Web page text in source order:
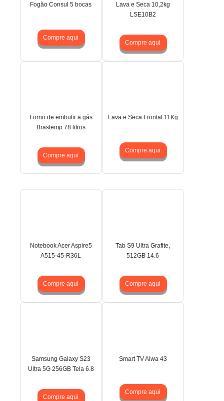
Fogão Consul 5 bocas
Compre aqui
Lava e Seca 10,2kg
LSE10B2
Compre aqui
Forno de embutir a gás
Brastemp 78 litros
Compre aqui
Lava e Seca Frontal 11Kg
Compre aqui
Notebook Acer Aspire5
A515-45-R36L
Compre aqui
Tab S9 Ultra Grafite,
512GB 14.6
Compre aqui
Samsung Galaxy S23
Ultra 5G 256GB Tela 6.8
Compre aqui
Smart TV Aiwa 43
Compre aqui